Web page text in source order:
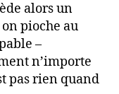
alors un
pioche au
–
n’importe
pas rien quand